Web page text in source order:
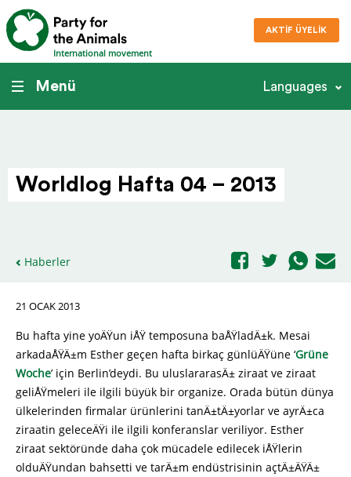
International movement
AKTIF ÜYELIK
Menü Languages
Worldlog Hafta 04 – 2013
Haberler
21 OCAK 2013
Bu hafta yine yoÄŸun iÅŸ temposuna baÅŸladÄ±k. Mesai
arkadaÅŸÄ±m Esther geçen hafta birkaç günlüÄŸüne ‘Grüne
Woche’ için Berlin’deydi. Bu uluslararasÄ± ziraat ve ziraat
geliÅŸmeleri ile ilgili büyük bir organize. Orada bütün dünya
ülkelerinden firmalar ürünlerini tanÄ±tÄ±yorlar ve ayrÄ±ca
ziraatin geleceÄŸi ile ilgili konferanslar veriliyor. Esther
ziraat sektöründe daha çok mücadele edilecek iÅŸlerin
olduÄŸundan bahsetti ve tarÄ±m endüstrisinin açtÄ±ÄŸÄ±